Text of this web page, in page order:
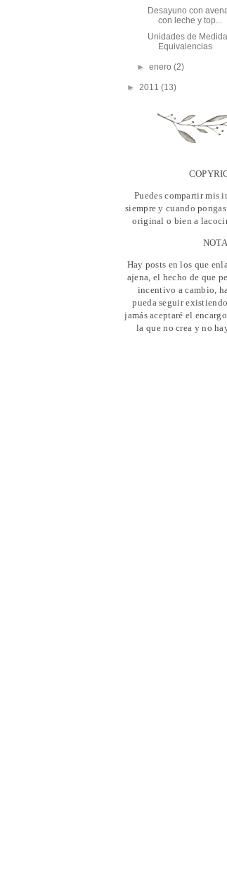
Desayuno con
con leche y top...
Unidades de
Equivalencias
►enero(2)
► 2011 (13)
Puedes compartir mis
siempre y cuando
original o bien a
NOTA
Hay posts en los que
ajena, el hecho de que
incentivo a cambio,
pueda seguir
jamás aceptaré el
la que no crea y no